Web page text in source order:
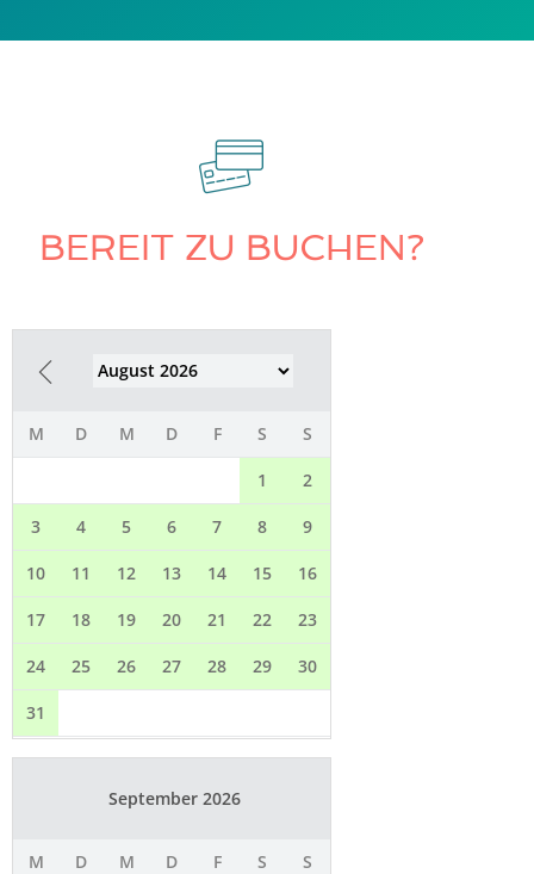
BEREIT ZU BUCHEN?
M D M D F S S
1 2
3 4 5 6 7 8 9
10 11 12 13 14 15 16
17 18 19 20 21 22 23
24 25 26 27 28 29 30
31
September 2026
M D M D F S S